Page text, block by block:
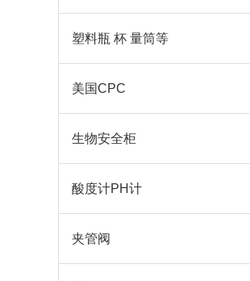
塑料瓶 杯 量筒等
美国CPC
生物安全柜
酸度计PH计
夹管阀